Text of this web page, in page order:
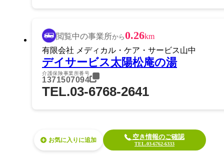
閲覧中の事業所から0.26km
有限会社 メディカル・ケア・サービス山中
デイサービス太陽松庵の湯
介護保険事業所番号
1371507094
TEL.03-6768-2641
お気に入り 空き情報のご確認
TEL.03-6762-6333